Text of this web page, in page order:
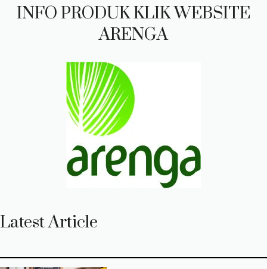
INFO PRODUK KLIK WEBSITE
ARENGA
Latest Article